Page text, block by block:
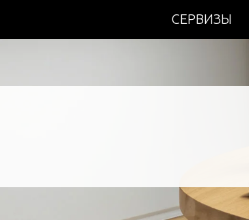
СЕРВИЗЫ